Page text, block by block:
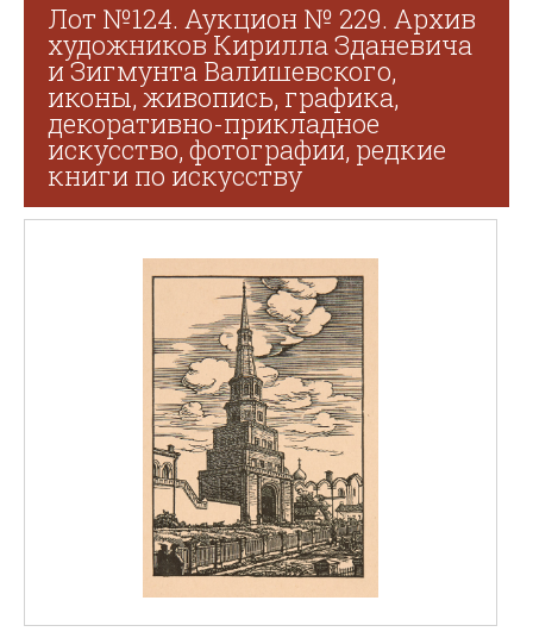
Лот №124. Аукцион № 229. Архив
художников Кирилла Зданевича
и Зигмунта Валишевского,
иконы, живопись, графика,
декоративно-прикладное
искусство, фотографии, редкие
книги по искусству